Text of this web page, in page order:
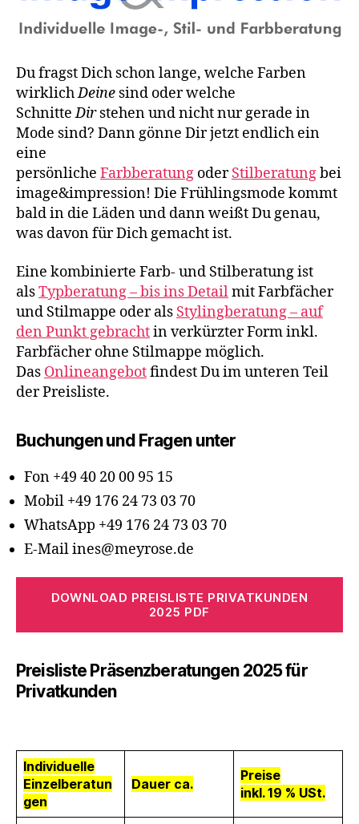
Du fragst Dich schon lange, welche Farben
wirklichDeine sind oder welche
SchnitteDirstehen und nicht nur gerade in
Mode sind? Dann gönne Dir jetzt endlich ein
eine
persönliche Farbberatung oderStilberatungbei
image&impression! Die Frühlingsmode kommt
bald in die Läden und dann weißt Du genau,
was davon für Dich gemacht ist.
Eine kombinierte Farb- und Stilberatung ist
alsTypberatung – bis ins Detailmit Farbfächer
und Stilmappe oder als Stylingberatung – auf
den Punkt gebrachtin verkürzter Form inkl.
Farbfächer ohne Stilmappe möglich.
Das Onlineangebotfindest Du im unteren Teil
der Preisliste.
Buchungen und Fragen unter
Fon +49 40 20 00 95 15
Mobil +49 176 24 73 03 70
WhatsApp +49 176 24 73 03 70
E-Mail ines@meyrose.de
DOWNLOAD PREISLISTE PRIVATKUNDEN
2025 PDF
Preisliste Präsenzberatungen 2025 für
Privatkunden
Individuelle
Einzelberatun
gen
Dauer ca.
Preise
inkl. 19 % USt.